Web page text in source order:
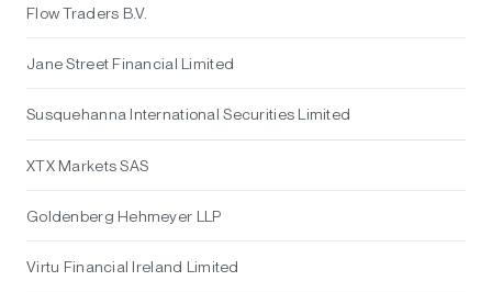
Flow Traders B.V.
Jane Street Financial Limited
Susquehanna International Securities Limited
XTX Markets SAS
Goldenberg Hehmeyer LLP
Virtu Financial Ireland Limited